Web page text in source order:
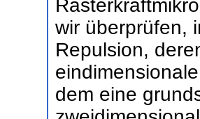
wir überprüfen,
Repulsion,
dem eine